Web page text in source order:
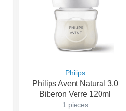
Philips
Philips Avent Natural 3.0
Biberon Verre 120ml
1 pieces